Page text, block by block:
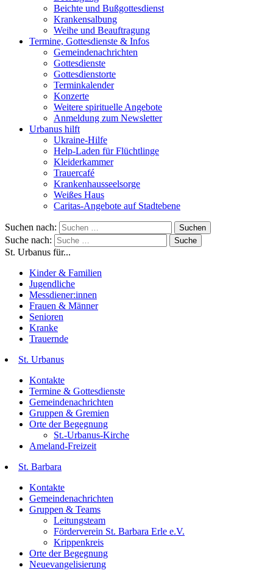
Beichte und Bußgottesdienst
Krankensalbung
Weihe und Beauftragung
Termine, Gottesdienste & Infos
Gemeindenachrichten
Gottesdienste
Gottesdienstorte
Terminkalender
Konzerte
Weitere spirituelle Angebote
Anmeldung zum Newsletter
Urbanus hilft
Ukraine-Hilfe
Help-Laden für Flüchtlinge
Kleiderkammer
Trauercafé
Krankenhausseelsorge
Weißes Haus
Caritas-Angebote auf Stadtebene
Suchen nach:
Suche nach:
St. Urbanus für...
Kinder & Familien
Jugendliche
Messdiener:innen
Frauen & Männer
Senioren
Kranke
Trauernde
St. Urbanus
Kontakte
Termine & Gottesdienste
Gemeindenachrichten
Gruppen & Gremien
Orte der Begegnung
St.-Urbanus-Kirche
Ameland-Freizeit
St. Barbara
Kontakte
Gemeindenachrichten
Gruppen & Teams
Leitungsteam
Förderverein St. Barbara Erle e.V.
Krippenkreis
Orte der Begegnung
Neuevangelisierung